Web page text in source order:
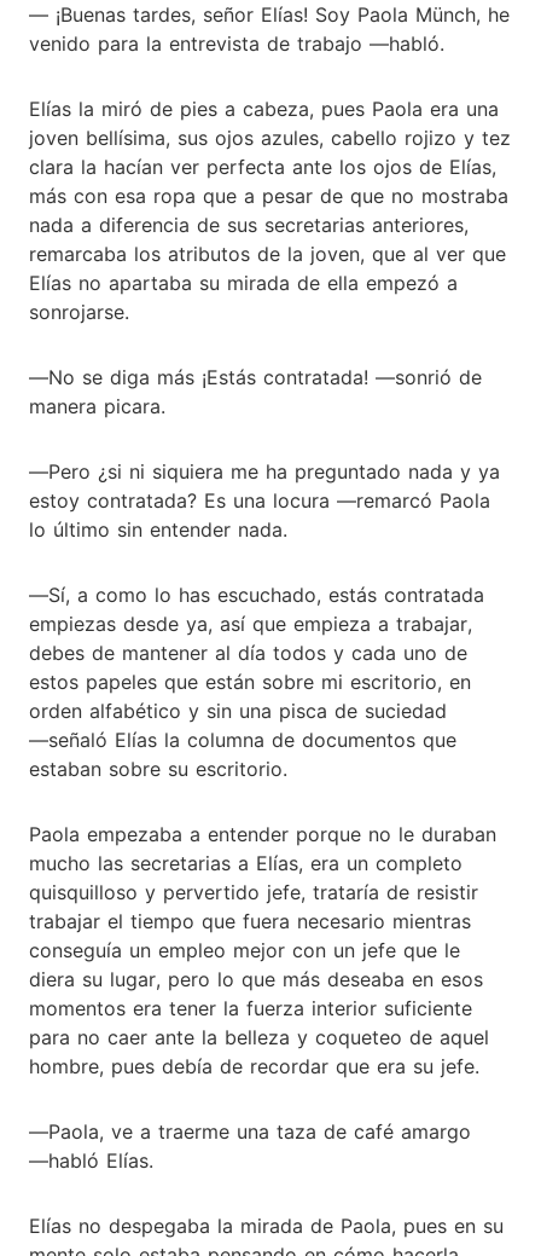
― ¡Buenas tardes, señor Elías! Soy Paola Münch, he
venido para la entrevista de trabajo ―habló.
Elías la miró de pies a cabeza, pues Paola era una
joven bellísima, sus ojos azules, cabello rojizo y tez
clara la hacían ver perfecta ante los ojos de Elías,
más con esa ropa que a pesar de que no mostraba
nada a diferencia de sus secretarias anteriores,
remarcaba los atributos de la joven, que al ver que
Elías no apartaba su mirada de ella empezó a
sonrojarse.
―No se diga más ¡Estás contratada! ―sonrió de
manera picara.
―Pero ¿si ni siquiera me ha preguntado nada y ya
estoy contratada? Es una locura ―remarcó Paola
lo último sin entender nada.
―Sí, a como lo has escuchado, estás contratada
empiezas desde ya, así que empieza a trabajar,
debes de mantener al día todos y cada uno de
estos papeles que están sobre mi escritorio, en
orden alfabético y sin una pisca de suciedad
―señaló Elías la columna de documentos que
estaban sobre su escritorio.
Paola empezaba a entender porque no le duraban
mucho las secretarias a Elías, era un completo
quisquilloso y pervertido jefe, trataría de resistir
trabajar el tiempo que fuera necesario mientras
conseguía un empleo mejor con un jefe que le
diera su lugar, pero lo que más deseaba en esos
momentos era tener la fuerza interior suficiente
para no caer ante la belleza y coqueteo de aquel
hombre, pues debía de recordar que era su jefe.
―Paola, ve a traerme una taza de café amargo
―habló Elías.
Elías no despegaba la mirada de Paola, pues en su